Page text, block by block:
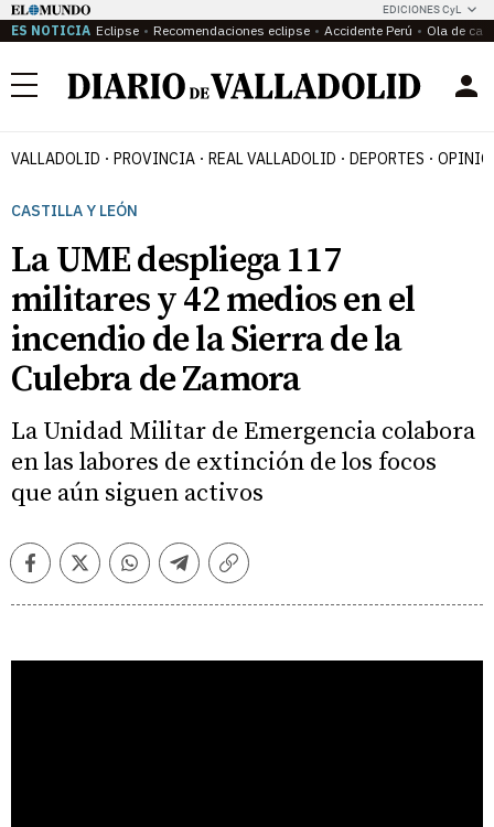
EDICIONES CyL
ES NOTICIA Eclipse Recomendaciones eclipse Accidente Perú Ola de
Menú
VALLADOLID PROVINCIA REAL VALLADOLID DEPORTES
CASTILLA Y LEÓN
La UME despliega 117
militares y 42 medios en el
incendio de la Sierra de la
Culebra de Zamora
La Unidad Militar de Emergencia colabora
en las labores de extinción de los focos
que aún siguen activos
FacebookTwitterWhatsappTelegramCopiar